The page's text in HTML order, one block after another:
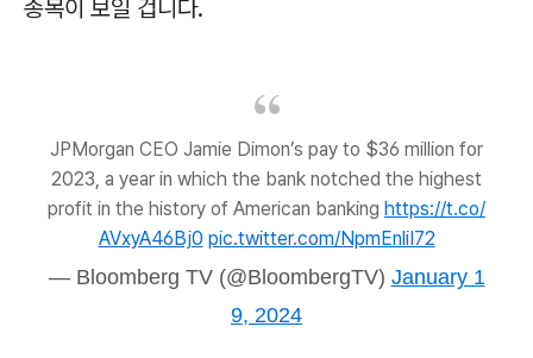
종목이 보일 겁니다.
JPMorgan CEO Jamie Dimon’s pay to $36 million for
2023, a year in which the bank notched the highest
profit in the history of American banking https://t.co/
AVxyA46Bj0 pic.twitter.com/NpmEnliI72
— Bloomberg TV (@BloombergTV) January 1
9, 2024